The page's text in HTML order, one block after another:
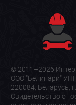
© 2011–2026
ООО "Белинари"
220084, Беларусь,
Свидетельство о